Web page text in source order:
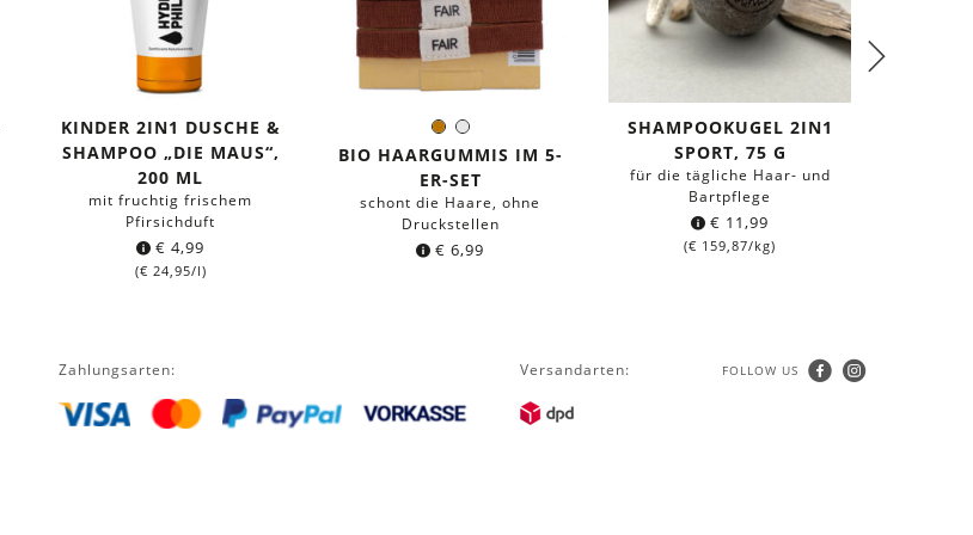
KINDER 2IN1 DUSCHE &
SHAMPOO „DIE MAUS“,
200 ML
mit fruchtig frischem
Pfirsichduft
€ 4,99
(€ 24,95/l)
BraunWeiß
Farbe:
BIO HAARGUMMIS IM 5-
ER-SET
schont die Haare, ohne
Druckstellen
€ 6,99
SHAMPOOKUGEL 2IN1
SPORT, 75 G
für die tägliche Haar- und
Bartpflege
€ 11,99
(€ 159,87/kg)
Zahlungsarten: Versandarten: FOLLOW US